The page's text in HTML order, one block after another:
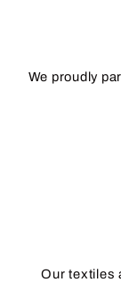
We proudly
Our textiles